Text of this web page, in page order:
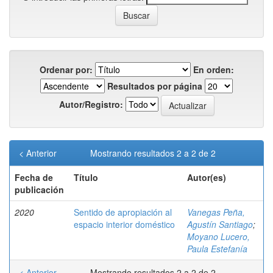
Ordenar por:
En orden:
Resultados por página
Autor/Registro:
Mostrando resultados 2 a 2 de 2
< Anterior
Fecha de
publicación
Título Autor(es)
2020
Sentido de apropiación al
espacio interior doméstico
Vanegas Peña,
Agustín Santiago;
Moyano Lucero,
Paula Estefanía